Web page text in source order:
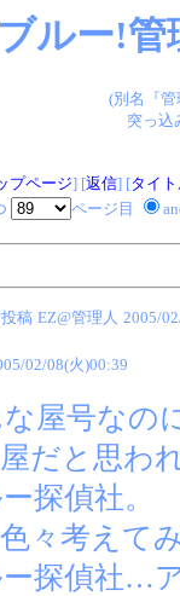
ルー!
(別名『
突っ込
プページ] [返信] [タイ
ページ目
稿 EZ@管理人 2005/
02/08(火)00:39
屋号なの
だと思わ
探偵社。
々考えて
探偵社…